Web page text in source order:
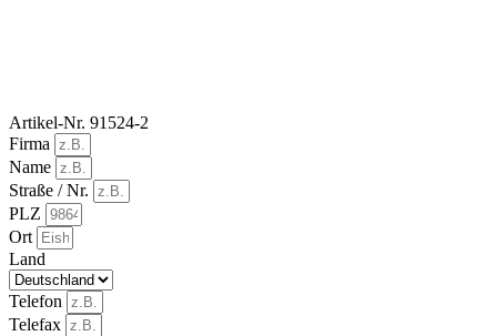
Artikel-Nr. 91524-2
Firma
Name
Straße / Nr.
PLZ
Ort
Land
Telefon
Telefax